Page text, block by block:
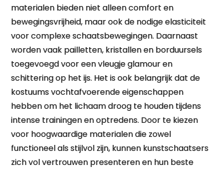
materialen bieden niet alleen comfort en
bewegingsvrijheid, maar ook de nodige elasticiteit
voor complexe schaatsbewegingen. Daarnaast
worden vaak pailletten, kristallen en borduursels
toegevoegd voor een vleugje glamour en
schittering op het ijs. Het is ook belangrijk dat de
kostuums vochtafvoerende eigenschappen
hebben om het lichaam droog te houden tijdens
intense trainingen en optredens. Door te kiezen
voor hoogwaardige materialen die zowel
functioneel als stijlvol zijn, kunnen kunstschaatsers
zich vol vertrouwen presenteren en hun beste